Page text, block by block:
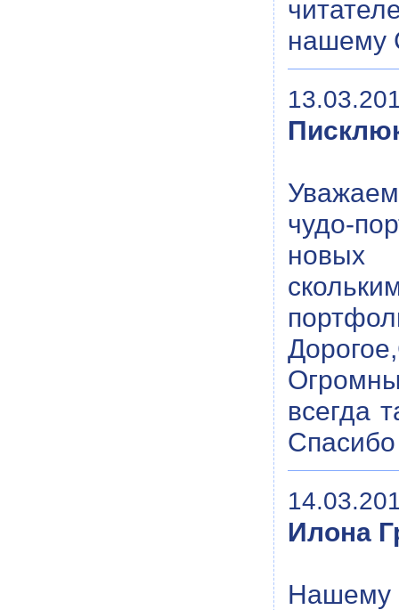
нашему
чудо-
новых
всегда
Спасибо
Илона